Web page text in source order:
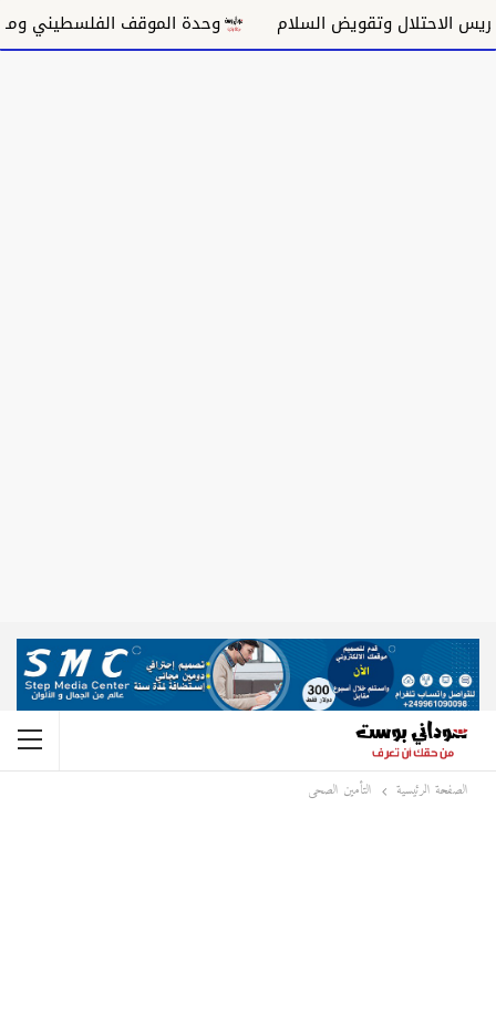
الاحتلال وتقويض السلام وحدة الموقف الفلسطيني ومسار
الصفحة الرئيسية التأمين الصحى